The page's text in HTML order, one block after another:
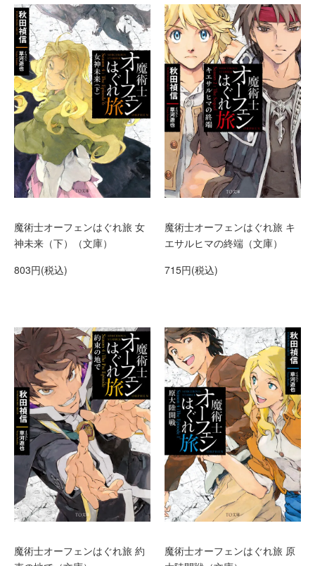
魔術士オーフェンはぐれ旅 女
神未来（下）（文庫）
803円(税込)
魔術士オーフェンはぐれ旅 キ
エサルヒマの終端（文庫）
715円(税込)
魔術士オーフェンはぐれ旅 約
魔術士オーフェンはぐれ旅 原